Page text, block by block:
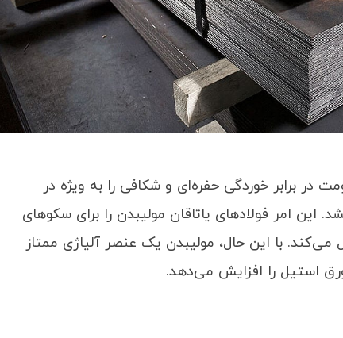
در برابر خوردگی حفره‌ای و شکافی را به ویژه در
امر فولادهای یاتاقان مولیبدن را برای سکوهای
می‌کند. با این حال، مولیبدن یک عنصر آلیاژی ممتاز
استیل را افزایش می‌دهد.